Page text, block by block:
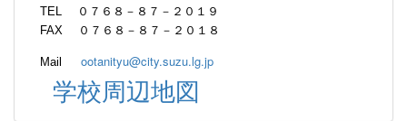
TEL ０７６８－８７－２０１９
FAX ０７６８－８７－２０１８
Mail ootanityu@city.suzu.lg.jp
学校周辺地図